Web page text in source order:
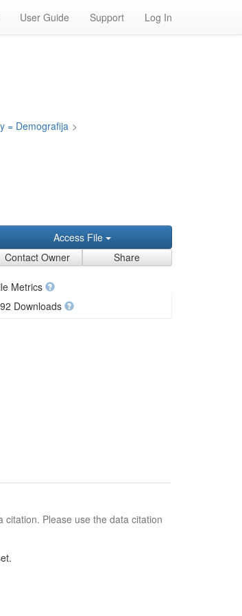
User Guide Support Log In
= Demografija >
Access File
Contact Owner
Share
Metrics
92 Downloads
Please use the data citation